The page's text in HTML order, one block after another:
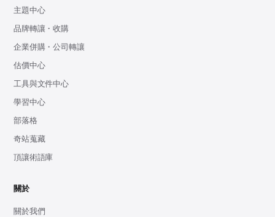
主題中心
品牌轉讓・收購
企業併購・公司轉讓
估價中心
工具與文件中心
學習中心
部落格
奇站蒐藏
頂讓術語庫
關於
關於我們